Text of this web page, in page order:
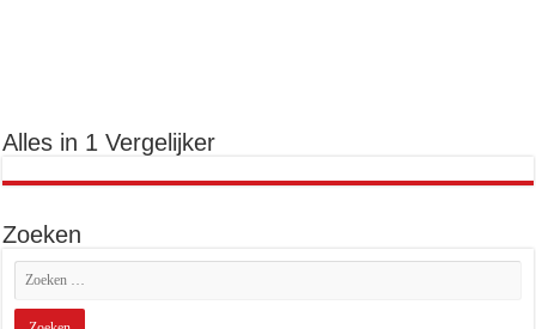
Alles in 1 Vergelijker
Zoeken